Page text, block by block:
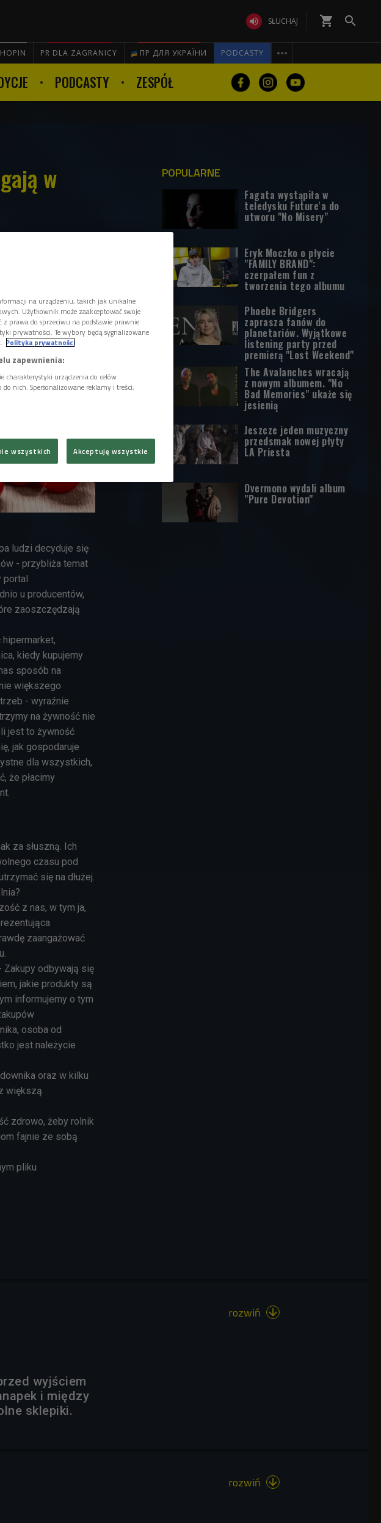
 SŁUCHAJ shopping_cart 
PR DLA ZAGRANICY ПР ДЛЯ УКРАЇНИ PODCASTY 

PODCASTY ZESPÓŁ
w
skrócie
Na
ludzi decyduje się
- przybliża temat
portal
u producentów,
zaoszczędzają
kiedy kupujemy
sposób na
większego
- wyraźnie
na żywność nie
jest to żywność
jak gospodaruje
dla wszystkich,
że płacimy
za słuszną. Ich
czasu pod
się na dłużej.
z nas, w tym ja,
zaangażować
Zakupy odbywają się
jakie produkty są
informujemy o tym
osoba od
jest należycie
oraz w kilku
większą
zdrowo, żeby rolnik
fajnie ze sobą
pliku
POPULARNE
Fagata wystąpiła w
teledysku Future'a do
utworu "No Misery"
Eryk Moczko o płycie
"FAMILY BRAND":
czerpałem fun z
tworzenia tego albumu
Phoebe Bridgers
zaprasza fanów do
planetariów. Wyjątkowe
listening party przed
premierą "Lost Weekend"
The Avalanches wracają
z nowym albumem. "No
Bad Memories" ukaże się
jesienią
Jeszcze jeden muzyczny
przedsmak nowej płyty
LA Priesta
Overmono wydali album
"Pure Devotion"
wyjściem
i między
sklepiki.
rozwiń 
rozwiń 
na urządzeniu, takich jak unikalne
Użytkownik może zaakceptować swoje
prawa do sprzeciwu na podstawie prawnie
prywatności. Te wybory będą sygnalizowane
Polityka prywatności
zapewnienia:
charakterystyki urządzenia do celów
nich. Spersonalizowane reklamy i treści,
wszystkich Akceptuję wszystkie